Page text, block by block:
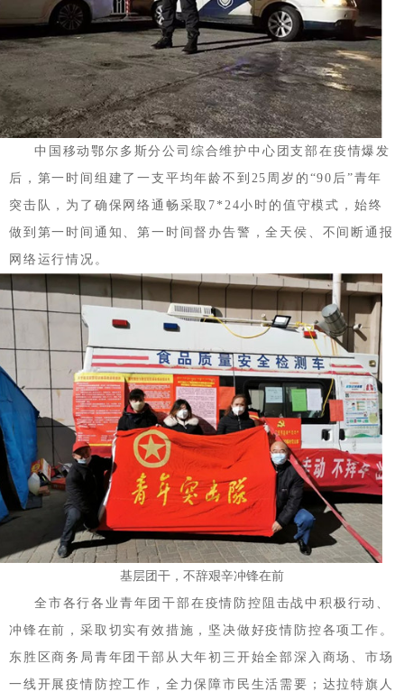
中国移动鄂尔多斯分公司综合维护中心团支部在疫情爆发
后，第一时间组建了一支平均年龄不到25周岁的“90后”青年
突击队，为了确保网络通畅采取7*24小时的值守模式，始终
做到第一时间通知、第一时间督办告警，全天侯、不间断通报
网络运行情况。
基层团干，不辞艰辛冲锋在前
全市各行各业青年团干部在疫情防控阻击战中积极行动、
冲锋在前，采取切实有效措施，坚决做好疫情防控各项工作。
东胜区商务局青年团干部从大年初三开始全部深入商场、市场
一线开展疫情防控工作，全力保障市民生活需要；达拉特旗人